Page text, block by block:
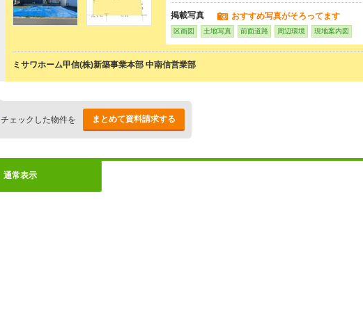
掲載写真 おすすめ写真がそろってます
区画図 土地写真 前面道路 周辺環境 現地案内図
ミサワホーム甲信(株)新築事業本部 中南信営業部
チェックした物件を まとめて資料請求する
通常表示